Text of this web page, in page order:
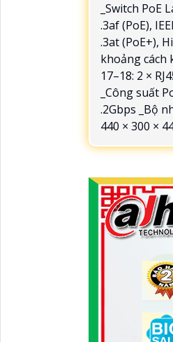
_Switch PoE
.3af (PoE),
.3at (PoE+),
khoảng cách
17–18: 2 ×
_Công suất
.2Gbps _Bộ
440 × 300 ×